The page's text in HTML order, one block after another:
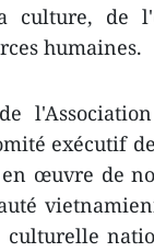
culture, de
humaines.
exécutif
œuvre de